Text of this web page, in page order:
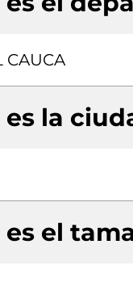
CAUCA
es la
es el